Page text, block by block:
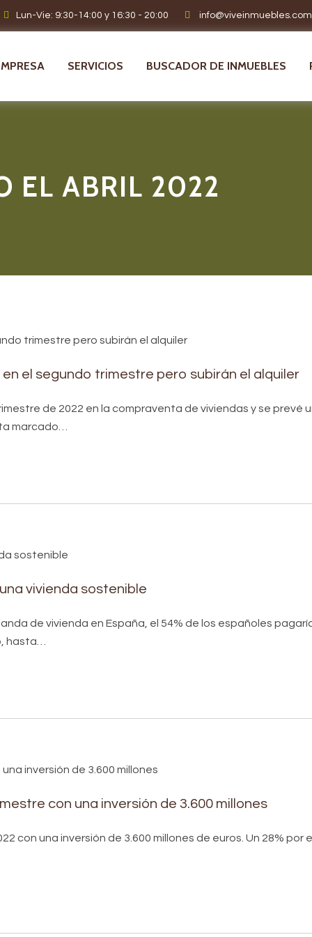
Lun-Vie: 9:30-14:00 y 16:30 - 20:00 info@viveinmuebles.com
SERVICIOS BUSCADOR DE INMUEBLES
EL ABRIL 2022
el segundo trimestre pero subirán el alquiler
de 2022 en la compraventa de viviendas y se prevé
marcado…
vivienda sostenible
de vivienda en España, el 54% de los españoles
hasta…
con una inversión de 3.600 millones
con una inversión de 3.600 millones de euros. Un 28% por